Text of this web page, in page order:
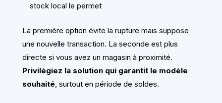
stock local le permet
La première option évite la rupture mais suppose
une nouvelle transaction. La seconde est plus
directe si vous avez un magasin à proximité.
Privilégiez la solution qui garantit le modèle
souhaité , surtout en période de soldes.